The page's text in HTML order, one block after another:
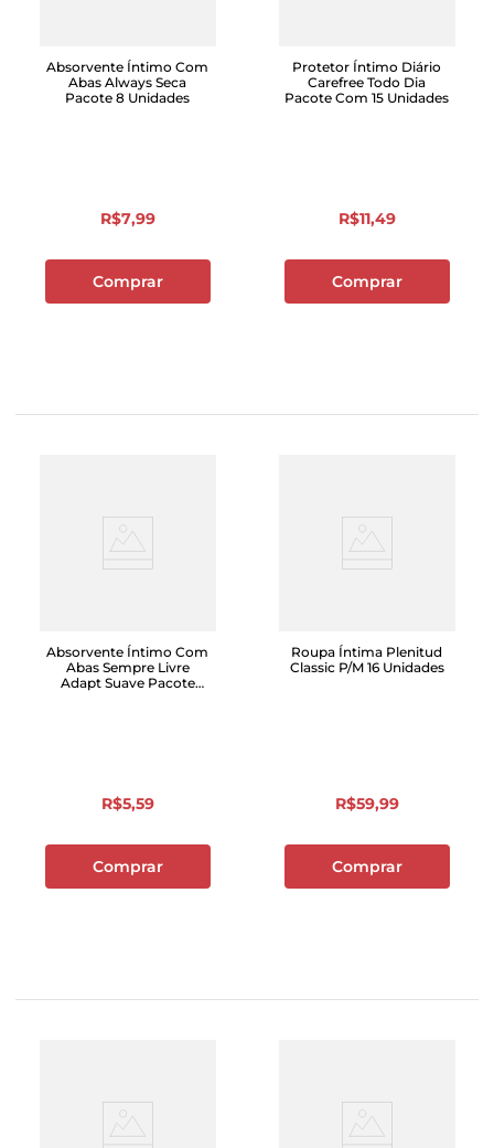
Absorvente Íntimo Com
Abas Always Seca
Pacote 8 Unidades
R$7,99
Comprar
Protetor Íntimo Diário
Carefree Todo Dia
Pacote Com 15 Unidades
R$11,49
Comprar
Absorvente Íntimo Com
Abas Sempre Livre
Adapt Suave Pacote
R$5,59
Comprar
Roupa Íntima Plenitud
Classic P/M 16 Unidades
R$59,99
Comprar